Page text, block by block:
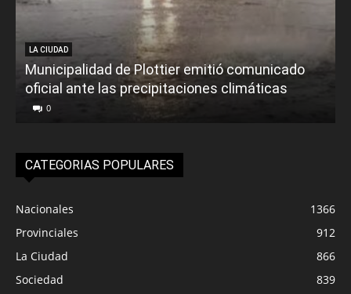
LA CIUDAD
Municipalidad de Plottier emitió comunicado
oficial ante las precipitaciones climáticas
0
CATEGORIAS POPULARES
Nacionales
1366
Provinciales
912
La Ciudad
866
Sociedad
839